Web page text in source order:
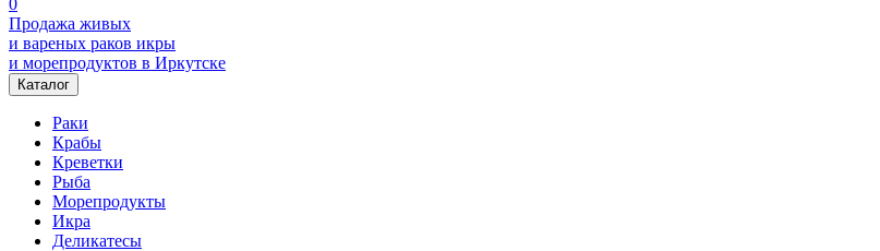
0
Продажа живых
и вареных раков икры
и морепродуктов в Иркутске
Каталог
Раки
Крабы
Креветки
Рыба
Морепродукты
Икра
Деликатесы